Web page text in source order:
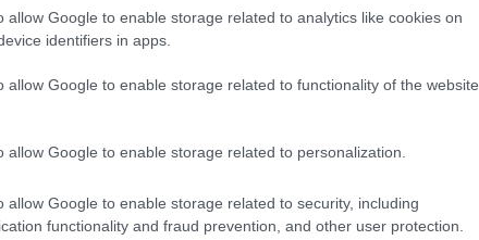
allow Google to enable storage related to analytics like cookies on
identifiers in apps.
allow Google to enable storage related to functionality of the website
allow Google to enable storage related to personalization.
allow Google to enable storage related to security, including
functionality and fraud prevention, and other user protection.
1426. BEKIÁLTÁS:
különleges
1425. BEKIÁLTÁS:
Riadóztatnak az
miatt: „Európa
háborúja